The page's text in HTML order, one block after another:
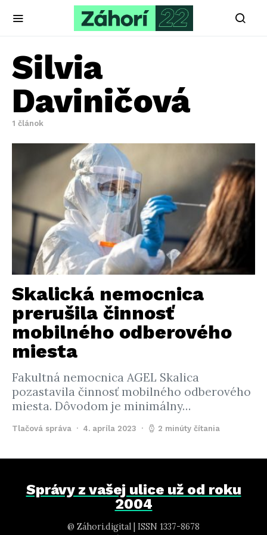
Silvia
Daviničová
1 článok
Skalická nemocnica
prerušila činnosť
mobilného odberového
miesta
Fakultná nemocnica AGEL Skalica
pozastavila činnosť mobilného odberového
miesta. Dôvodom je minimálny…
Tlačová správa 4. apríla 2023 2 minúty čítania
Správy z vašej ulice už od roku
2004
@ Záhori.digital | ISSN 1337-8678